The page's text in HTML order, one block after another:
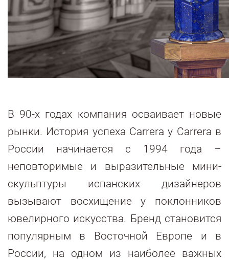
В 90-х годах компания осваивает новые
рынки. История успеха Carrera y Carrera в
России начинается с 1994 года –
неповторимые и выразительные мини-
скульптуры испанских дизайнеров
вызывают восхищение у поклонников
ювелирного искусства. Бренд становится
популярным в Восточной Европе и в
России, на одном из наиболее важных